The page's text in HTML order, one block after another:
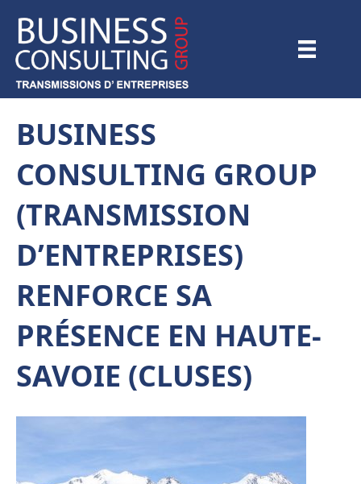
BUSINESS
CONSULTING GROUP
(TRANSMISSION
D’ENTREPRISES)
RENFORCE SA
PRÉSENCE EN HAUTE-
SAVOIE (CLUSES)